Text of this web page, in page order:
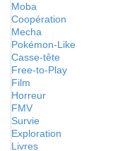
Moba
Coopération
Mecha
Pokémon-Like
Casse-tête
Free-to-Play
Film
Horreur
FMV
Survie
Exploration
Livres